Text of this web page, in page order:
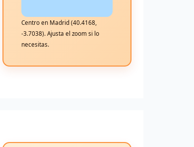
Centro en Madrid (40.4168,
-3.7038). Ajusta el zoom si lo
necesitas.